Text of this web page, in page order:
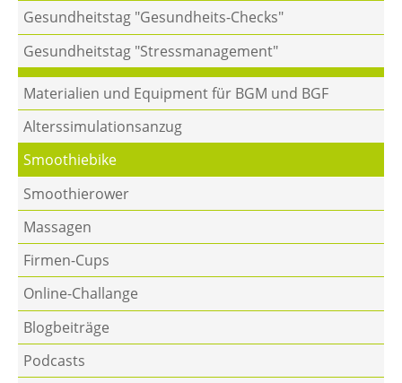
Gesundheitstag "Gesundheits-Checks"
Gesundheitstag "Stressmanagement"
Materialien und Equipment für BGM und BGF
Alters­simulations­anzug
Smoothiebike
Smoothierower
Massagen
Firmen-Cups
Online-Challange
Blogbeiträge
Podcasts